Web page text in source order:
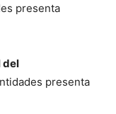
presenta
del
presenta